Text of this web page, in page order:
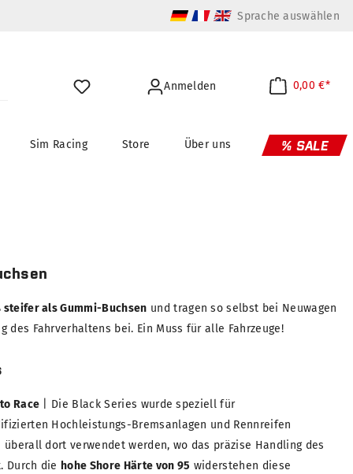
Sprache auswählen
Anmelden 0,00 €*
Sim Racing Store Über uns % SALE
steifer als Gummi-Buchsen und tragen so selbst bei Neuwagen
des Fahrverhaltens bei. Ein Muss für alle Fahrzeuge!
Race | Die Black Series wurde speziell für
Hochleistungs-Bremsanlagen und Rennreifen
dort verwendet werden, wo das präzise Handling des
Durch die hohe Shore Härte von 95 widerstehen diese